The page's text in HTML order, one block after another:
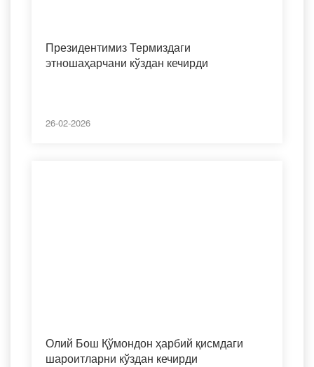
Президентимиз Термиздаги
этношаҳарчани кўздан кечирди
26-02-2026
Олий Бош Қўмондон ҳарбий қисмдаги
шароитларни кўздан кечирди